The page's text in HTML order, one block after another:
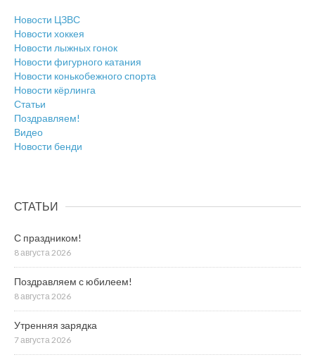
Новости ЦЗВС
Новости хоккея
Новости лыжных гонок
Новости фигурного катания
Новости конькобежного спорта
Новости кёрлинга
Статьи
Поздравляем!
Видео
Новости бенди
СТАТЬИ
С праздником!
8 августа 2026
Поздравляем с юбилеем!
8 августа 2026
Утренняя зарядка
7 августа 2026